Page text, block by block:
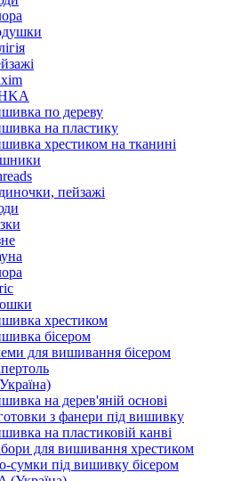
по дереву
на пластику
хрестиком на тканині
пейзажі
хрестиком
бісером
для вишивання бісером
на дерев'яній основі
з фанери під вишивку
на пластиковій канві
для вишивання хрестиком
сумки під вишивку бісером